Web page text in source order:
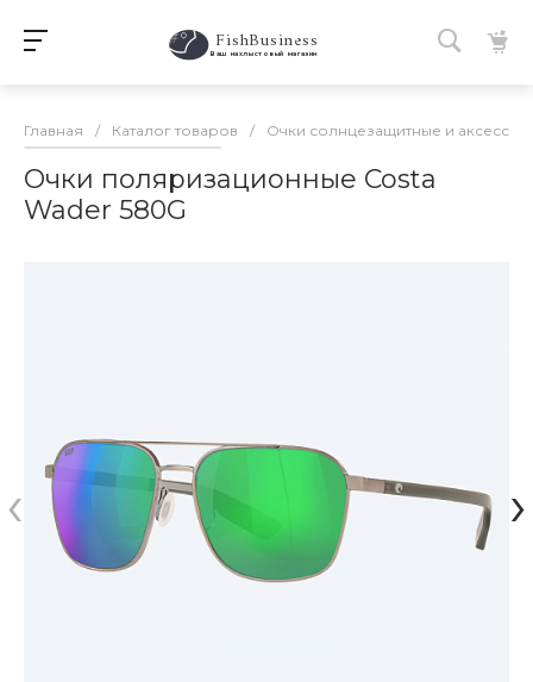
FishBusiness
Ваш нахлыстовый магазин
Главная / Каталог товаров / Очки солнцезащитные и
Очки поляризационные Costa
Wader 580G
‹ ›